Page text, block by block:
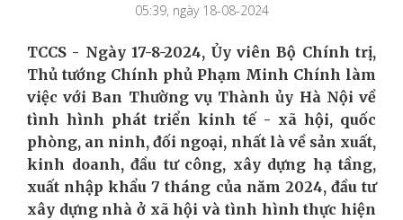
05:39, ngày 18-08-2024
TCCS - Ngày 17-8-2024, Ủy viên Bộ Chính trị,
Thủ tướng Chính phủ Phạm Minh Chính làm
việc với Ban Thường vụ Thành ủy Hà Nội về
tình hình phát triển kinh tế - xã hội, quốc
phòng, an ninh, đối ngoại, nhất là về sản xuất,
kinh doanh, đầu tư công, xây dựng hạ tầng,
xuất nhập khẩu 7 tháng của năm 2024, đầu tư
xây dựng nhà ở xã hội và tình hình thực hiện